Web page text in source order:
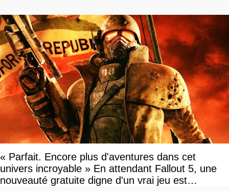
« Parfait. Encore plus d'aventures dans cet
univers incroyable » En attendant Fallout 5, une
nouveauté gratuite digne d'un vrai jeu est